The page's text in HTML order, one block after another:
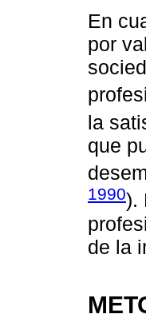
En
por
la
que
1990).
de la